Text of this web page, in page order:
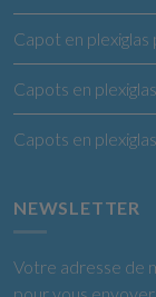
NEWSLETTER
Votre adresse de
pour vous